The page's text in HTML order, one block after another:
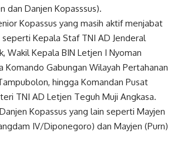
dan Danjen Kopasssus).
Kopassus yang masih aktif menjabat
Kepala Staf TNI AD Jenderal
Wakil Kepala BIN Letjen I Nyoman
Komando Gabungan Wilayah Pertahanan
hingga Komandan Pusat
TNI AD Letjen Teguh Muji Angkasa.
Kopassus yang lain seperti Mayjen
IV/Diponegoro) dan Mayjen (Purn)